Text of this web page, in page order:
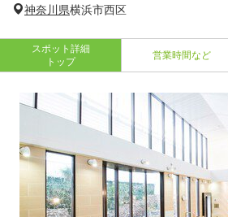
神奈川県横浜市西区
スポット詳細
トップ
営業時間など